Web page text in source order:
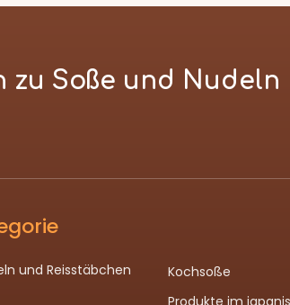
zu Soße und Nudeln
und Reisstäbchen
Kochsoße
Produkte im